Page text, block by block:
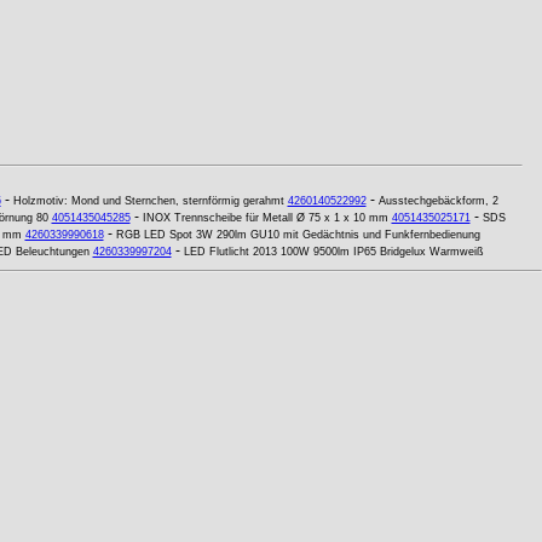
- Holzmotiv: Mond und Sternchen, sternförmig gerahmt 4260140522992- Ausstechgebäckform, 2
80 4051435045285- INOX Trennscheibe für Metall Ø 75 x 1 x 10 mm 4051435025171- SDS
4260339990618- RGB LED Spot 3W 290lm GU10 mit Gedächtnis und Funkfernbedienung
Beleuchtungen 4260339997204- LED Flutlicht 2013 100W 9500lm IP65 Bridgelux Warmweiß